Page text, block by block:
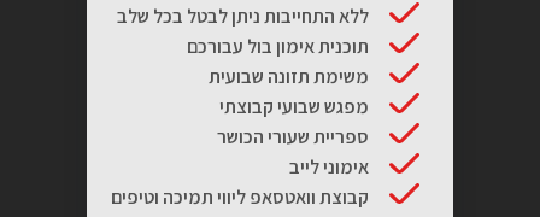
ללא התחייבות ניתן לבטל בכל שלב
תוכנית אימון בול עבורכם
משימת תזונה שבועית
מפגש שבועי קבוצתי
ספריית שעורי הכושר
אימוני לייב
קבוצת וואטסאפ ליווי תמיכה וטיפים